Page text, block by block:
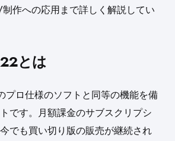
制作への応用まで詳しく解説してい
とは
プロ仕様のソフトと同等の機能を備
です。月額課金のサブスクリプシ
でも買い切り版の販売が継続され